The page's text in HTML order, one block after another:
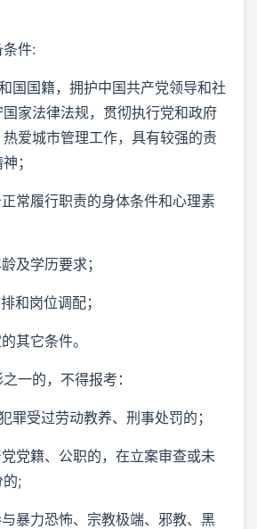
条件:
国国籍，拥护中国共产党领导和社
家法律法规，贯彻执行党和政府
爱城市管理工作，具有较强的责
；
常履行职责的身体条件和心理素
及学历要求；
和岗位调配；
其它条件。
一的，不得报考：
罪受过劳动教养、刑事处罚的；
党籍、公职的，在立案审查或未
的;
暴力恐怖、宗教极端、邪教、黑